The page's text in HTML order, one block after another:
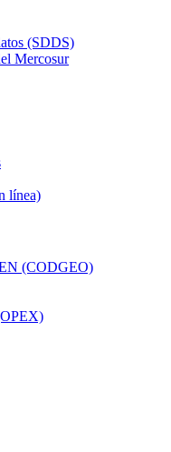
(SDDS)
Mercosur
línea)
(CODGEO)